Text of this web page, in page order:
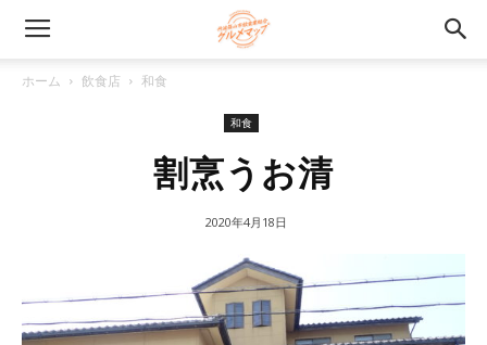
ホーム 飲食店 和食
和食
割烹うお清
2020年4月18日